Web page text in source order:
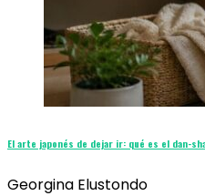
El arte japonés de dejar ir: qué es el dan-
Georgina Elustondo